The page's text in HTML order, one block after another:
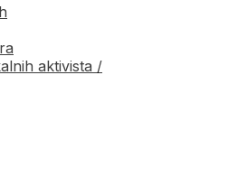
aktivista /